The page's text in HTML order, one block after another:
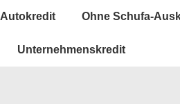
Autokredit Ohne Schufa-
Unternehmenskredit